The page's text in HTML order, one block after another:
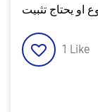
يحتاج تثبيت
1 Like